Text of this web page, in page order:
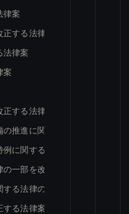
律案
する法律案
法律案
案
する法律案
推進に関する法律案
に関する法律案
一部を改正する法律案
る法律の一部を改正する法律案
る法律案